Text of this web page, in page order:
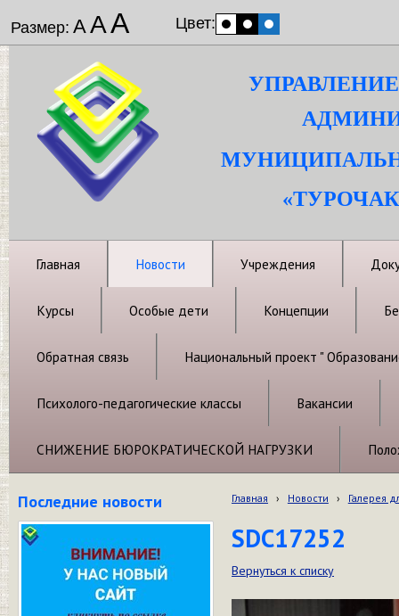
Размер: ААА Цвет:
Главная Новости Учреждения
Курсы Особые дети Концепции
Обратная связь Национальный проект "
Психолого-педагогические классы Вакансии
СНИЖЕНИЕ БЮРОКРАТИЧЕСКОЙ НАГРУЗКИ
Последние новости Главная › Новости › Галерея
SDC17252
Вернуться к списку